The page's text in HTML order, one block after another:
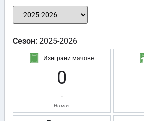
Сезон: 2025-2026
Изиграни мачове
0
-
На мач